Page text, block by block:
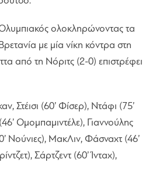
Ολυμπιακός ολοκληρώνοντας τα
με μία νίκη κόντρα στη
από τη Νόριτς (2-0) επιστρέφει
Στέισι (60’ Φίσερ), Ντάφι (75’
Ομομπαμιντέλε), Γιαννούλης
Νούνιες), ΜακΛιν, Φάσναχτ (46’
Σάρτζεντ (60’ Ίνταχ),